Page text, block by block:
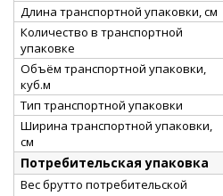
Длина транспортной упаковки, см
Количество в транспортной
упаковке
Объём транспортной упаковки,
куб.м
Тип транспортной упаковки
Ширина транспортной упаковки,
см
Потребительская упаковка
Вес брутто потребительской